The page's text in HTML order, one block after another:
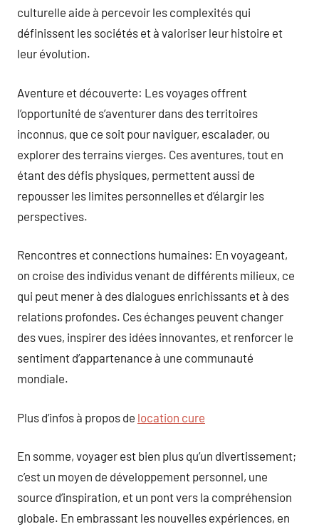
culturelle aide à percevoir les complexités qui
définissent les sociétés et à valoriser leur histoire et
leur évolution.
Aventure et découverte: Les voyages offrent
l’opportunité de s’aventurer dans des territoires
inconnus, que ce soit pour naviguer, escalader, ou
explorer des terrains vierges. Ces aventures, tout en
étant des défis physiques, permettent aussi de
repousser les limites personnelles et d’élargir les
perspectives.
Rencontres et connections humaines: En voyageant,
on croise des individus venant de différents milieux, ce
qui peut mener à des dialogues enrichissants et à des
relations profondes. Ces échanges peuvent changer
des vues, inspirer des idées innovantes, et renforcer le
sentiment d’appartenance à une communauté
mondiale.
Plus d’infos à propos de location cure
En somme, voyager est bien plus qu’un divertissement;
c’est un moyen de développement personnel, une
source d’inspiration, et un pont vers la compréhension
globale. En embrassant les nouvelles expériences, en